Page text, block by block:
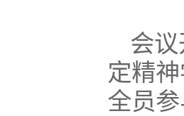
会
定精
全员